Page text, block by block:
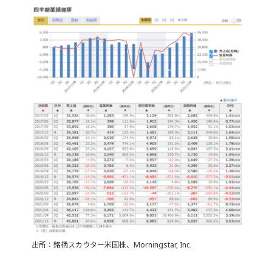
出所：銘柄スカウター米国株、Morningstar, Inc.